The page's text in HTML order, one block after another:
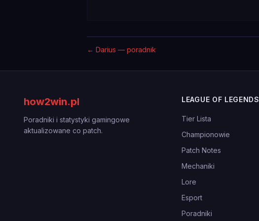
← Darius — poradnik
how2win.pl
Poradniki i statystyki gamingowe
aktualizowane co patch.
LEAGUE OF LEGENDS
Tier Lista
Championowie
Patch Notes
Mechaniki
Lore
Esport
Poradniki